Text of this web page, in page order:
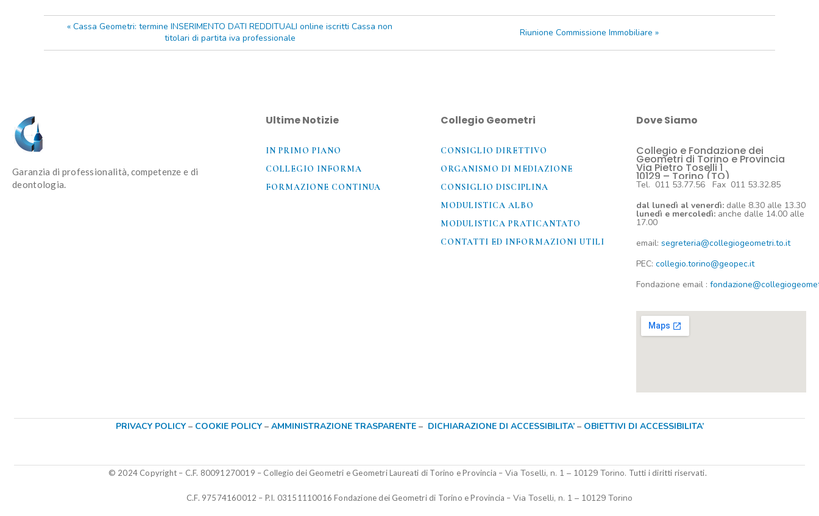
« Cassa Geometri: termine INSERIMENTO DATI REDDITUALI online iscritti Cassa non
titolari di partita iva professionale
Riunione Commissione Immobiliare »
Garanzia di professionalità, competenze e di
deontologia.
Ultime Notizie
IN PRIMO PIANO
COLLEGIO INFORMA
FORMAZIONE CONTINUA
Collegio Geometri
CONSIGLIO DIRETTIVO
ORGANISMO DI MEDIAZIONE
CONSIGLIO DISCIPLINA
MODULISTICA ALBO
MODULISTICA PRATICANTATO
CONTATTI ED INFORMAZIONI UTILI​
Dove Siamo
Collegio e Fondazione dei
Geometri di Torino e Provincia
Via Pietro Toselli 1
10129 – Torino (TO)
Tel. 011 53.77.56 Fax 011 53.32.85
dal lunedì al venerdì: dalle 8.30 alle 13.30
lunedì e mercoledì: anche dalle 14.00 alle
17.00
email: segreteria@collegiogeometri.to.it
PEC: collegio.torino@geopec.it
Fondazione email :
PRIVACY POLICY– COOKIE POLICY – AMMINISTRAZIONE TRASPARENTE– DICHIARAZIONE DI ACCESSIBILITA’– OBIETTIVI DI ACCESSIBILITA’
© 2024 Copyright – C.F. 80091270019 – Collegio dei Geometri e Geometri Laureati di Torino e Provincia – Via Toselli, n. 1 – 10129 Torino. Tutti i diritti riservati.
C.F. 97574160012 – P.I. 03151110016Fondazione dei Geometri di Torino e Provincia – Via Toselli, n. 1 – 10129 Torino